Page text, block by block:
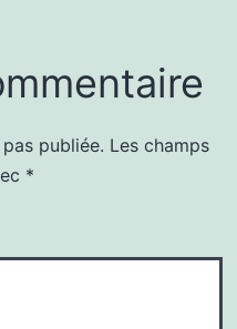
publiée. Les champs
*